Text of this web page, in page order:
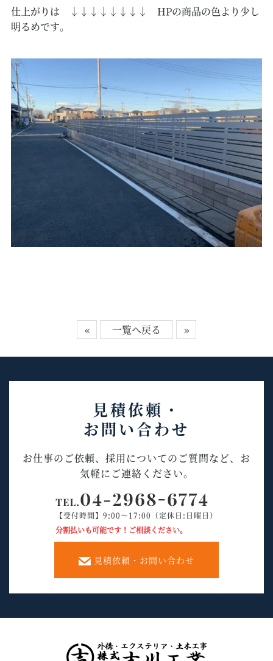
仕上がりは ↓↓↓↓↓↓↓↓ HPの商品の色より少し
明るめです。
« 一覧へ戻る »
見積依頼・
お問い合わせ
お仕事のご依頼、採用についてのご質問など、お
気軽にご連絡ください。
【受付時間】9:00～17:00（定休日:日曜日）
分割払いも可能です！ご相談ください。
見積依頼・お問い合わせ